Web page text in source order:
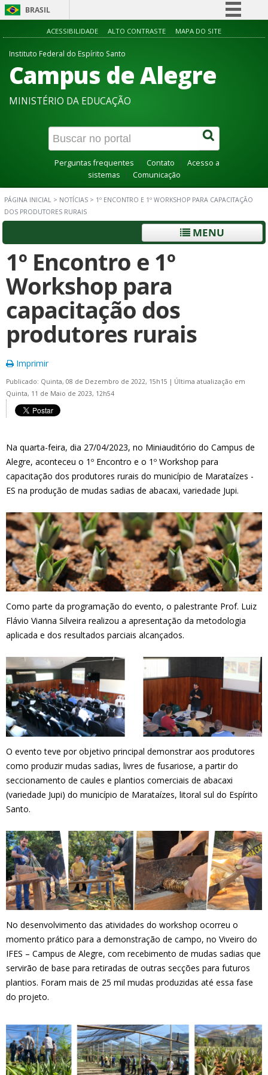
BRASIL
Simplifique!
Acesso à informação
Canais
ACESSIBILIDADE ALTO CONTRASTE MAPA DO SITE
Instituto Federal do Espírito Santo
Campus de Alegre
MINISTÉRIO DA EDUCAÇÃO
Perguntas frequentes Contato
Acesso a
sistemas
Comunicação
PÁGINA INICIAL > NOTÍCIAS > 1º ENCONTRO E 1º WORKSHOP PARA CAPACITAÇÃO
DOS PRODUTORES RURAIS
MENU
1º Encontro e 1º
Workshop para
capacitação dos
produtores rurais
Imprimir
Publicado: Quinta, 08 de Dezembro de 2022, 15h15 | Última atualização em
Quinta, 11 de Maio de 2023, 12h54
Na quarta-feira, dia 27/04/2023, no Miniauditório do Campus de
Alegre, aconteceu o 1º Encontro e o 1º Workshop para
capacitação dos produtores rurais do município de Marataízes -
ES na produção de mudas sadias de abacaxi, variedade Jupi.
Como parte da programação do evento, o palestrante Prof. Luiz
Flávio Vianna Silveira realizou a apresentação da metodologia
aplicada e dos resultados parciais alcançados.
O evento teve por objetivo principal demonstrar aos produtores
como produzir mudas sadias, livres de fusariose, a partir do
seccionamento de caules e plantios comerciais de abacaxi
(variedade Jupi) do município de Marataízes, litoral sul do Espírito
Santo.
No desenvolvimento das atividades do workshop ocorreu o
momento prático para a demonstração de campo, no Viveiro do
IFES – Campus de Alegre, com recebimento de mudas sadias que
servirão de base para retiradas de outras secções para futuros
plantios. Foram mais de 25 mil mudas produzidas até essa fase
do projeto.